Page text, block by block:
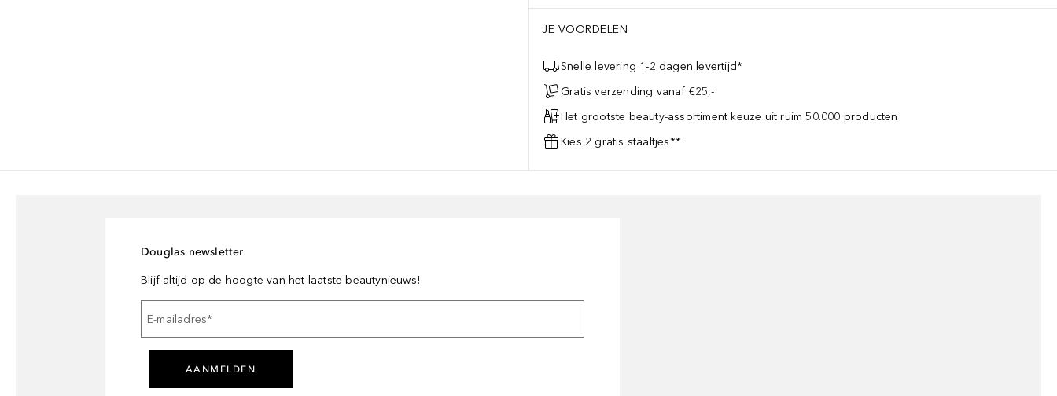
JE VOORDELEN
Snelle levering 1-2 dagen levertijd*
Gratis verzending vanaf €25,-
Het grootste beauty-assortiment keuze uit ruim 50.000 producten
Kies 2 gratis staaltjes**
Douglas newsletter
Blijf altijd op de hoogte van het laatste beautynieuws!
E-mailadres*
AANMELDEN